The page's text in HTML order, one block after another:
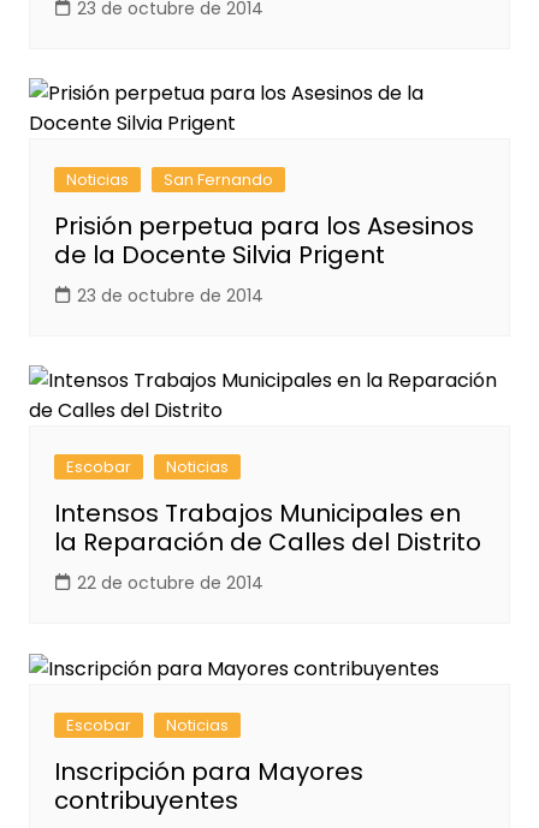
23 de octubre de 2014
Noticias San Fernando
Prisión perpetua para los Asesinos
de la Docente Silvia Prigent
23 de octubre de 2014
Escobar Noticias
Intensos Trabajos Municipales en
la Reparación de Calles del Distrito
22 de octubre de 2014
Escobar Noticias
Inscripción para Mayores
contribuyentes